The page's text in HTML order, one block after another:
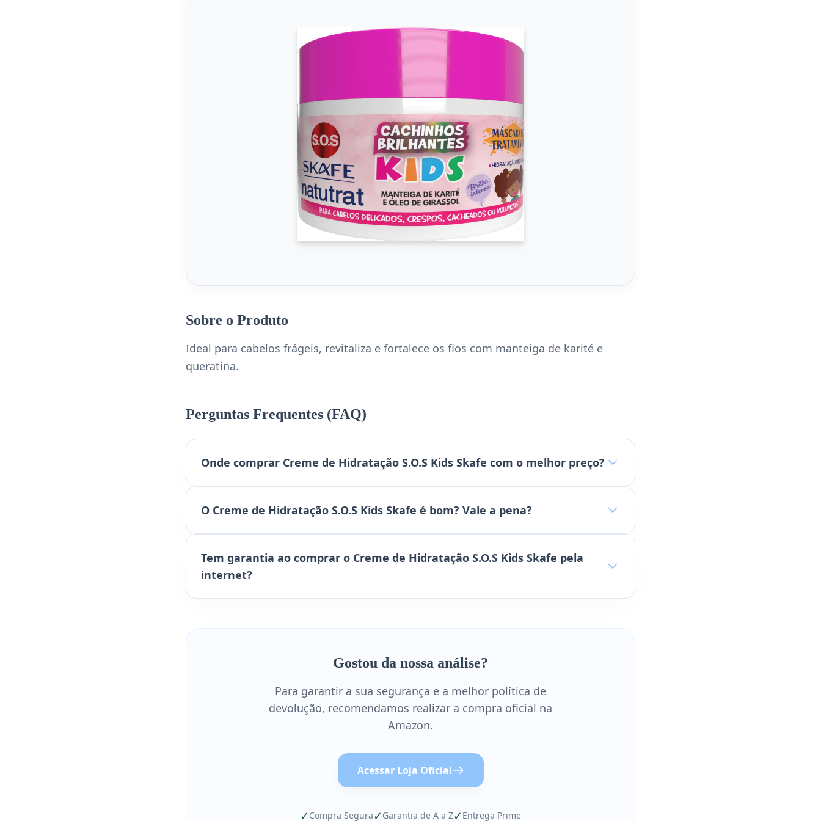
Sobre o Produto
Ideal para cabelos frágeis, revitaliza e fortalece os fios com manteiga de karité e
queratina.
Perguntas Frequentes (FAQ)
Onde comprar Creme de Hidratação S.O.S Kids Skafe com o melhor preço?
O Creme de Hidratação S.O.S Kids Skafe é bom? Vale a pena?
Tem garantia ao comprar o Creme de Hidratação S.O.S Kids Skafe pela
internet?
Gostou da nossa análise?
Para garantir a sua segurança e a melhor política de
devolução, recomendamos realizar a compra oficial na
Amazon.
Acessar Loja Oficial
✓ Compra Segura✓ Garantia de A a Z✓ Entrega Prime